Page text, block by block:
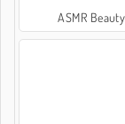
ASMR